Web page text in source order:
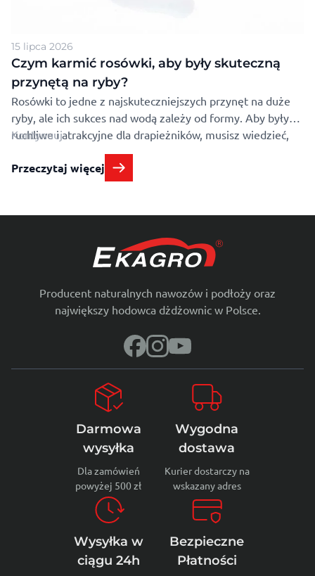
15 lipca 2026
Czym karmić rosówki, aby były skuteczną
przynętą na ryby?
Rosówki to jedne z najskuteczniejszych przynęt na duże
ryby, ale ich sukces nad wodą zależy od formy. Aby były
ruchliwe i atrakcyjne dla drapieżników, musisz wiedzieć,
czym karmić rosówki w domowych warunkach. Wyjaśnimy,
co jedzą te dżdżownice i jak przygotować im podłoże, byś
zawsze miał pod ręką świeżą porcję na wyprawę. Co jedzą
Kontynuuj
Przeczytaj więcej
Producent naturalnych nawozów i podłoży oraz
największy hodowca dżdżownic w Polsce.
Darmowa
wysyłka
Dla zamówień
powyżej 500 zł
Wygodna
dostawa
Kurier dostarczy na
wskazany adres
Wysyłka w
ciągu 24h
Bezpieczne
Płatności